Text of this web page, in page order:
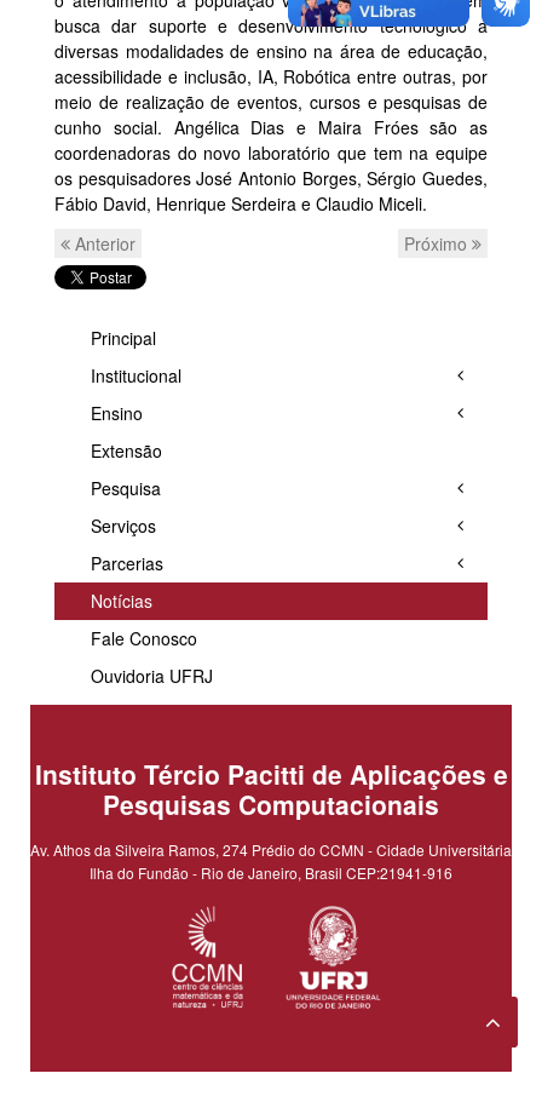
busca dar suporte e desenvolvimento tecnológico a
diversas modalidades de ensino na área de educação,
acessibilidade e inclusão, IA, Robótica entre outras, por
meio de realização de eventos, cursos e pesquisas de
cunho social. Angélica Dias e Maira Fróes são as
coordenadoras do novo laboratório que tem na equipe
os pesquisadores José Antonio Borges, Sérgio Guedes,
Fábio David, Henrique Serdeira e Claudio Miceli.
Anterior
Próximo
Principal
Institucional
Ensino
Extensão
Pesquisa
Serviços
Parcerias
Notícias
Fale Conosco
Ouvidoria UFRJ
Instituto Tércio Pacitti de Aplicações e
Pesquisas Computacionais
Av. Athos da Silveira Ramos, 274 Prédio do CCMN - Cidade Universitária
Ilha do Fundão - Rio de Janeiro, Brasil CEP:21941-916